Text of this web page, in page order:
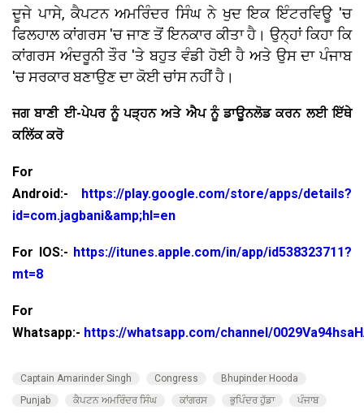
ਦੂਜੇ ਪਾਸੇ, ਕੈਪਟਨ ਅਮਰਿੰਦਰ ਸਿੰਘ ਨੇ ਖੁਦ ਇਕ ਇੰਟਰਵਿਊ 'ਚ
ਫਿਲਹਾਲ ਕਾਂਗਰਸ 'ਚ ਜਾਣ ਤੋਂ ਇਨਕਾਰ ਕੀਤਾ ਹੈ। ਉਨ੍ਹਾਂ ਕਿਹਾ ਕਿ
ਕਾਂਗਰਸ ਅੰਦਰੂਨੀ ਤੌਰ 'ਤੇ ਬਹੁਤ ਵੰਡੀ ਹੋਈ ਹੈ ਅਤੇ ਉਸ ਦਾ ਪੰਜਾਬ
'ਚ ਸਰਕਾਰ ਬਣਾਉਣ ਦਾ ਕੋਈ ਚਾਂਸ ਨਹੀਂ ਹੈ।
ਜਗ ਬਾਣੀ ਈ-ਪੇਪਰ ਨੂੰ ਪੜ੍ਹਨ ਅਤੇ ਐਪ ਨੂੰ ਡਾਊਨਲੋਡ ਕਰਨ ਲਈ ਇੱਥੇ
ਕਲਿੱਕ ਕਰੋ
For
Android:- https://play.google.com/store/apps/details?
id=com.jagbani&amp;hl=en
For IOS:- https://itunes.apple.com/in/app/id538323711?
mt=8
For
Whatsapp:- https://whatsapp.com/channel/
Captain Amarinder Singh Congress
Bhupinder Hooda
Punjab
ਕੈਪਟਨ ਅਮਰਿੰਦਰ ਸਿੰਘ ਕਾਂਗਰਸ ਭੁਪਿੰਦਰ ਹੁੱਡਾ ਪੰਜਾਬ